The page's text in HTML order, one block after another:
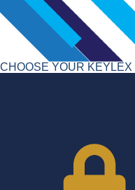
CHOOSE YOUR KEYLEX